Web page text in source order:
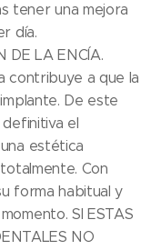
tener una mejora
día.
DE LA ENCÍA.
contribuye a que la
De este
el
estética
Con
forma habitual y
SI ESTAS
NO